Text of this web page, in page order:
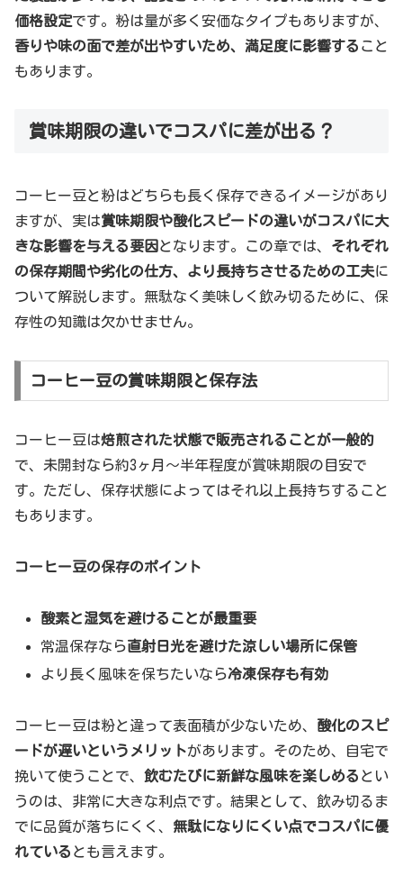
価格設定です。粉は量が多く安価なタイプもありますが、
香りや味の面で差が出やすいため、満足度に影響する こと
もあります。
賞味期限の違いでコスパに差が出る？
コーヒー豆と粉はどちらも長く保存できるイメージがあり
ますが、実は賞味期限や酸化スピードの違いがコスパに大
きな影響を与える要因 となります。この章では、 それぞれ
の保存期間や劣化の仕方、より長持ちさせるための工夫に
ついて解説します。無駄なく美味しく飲み切るために、保
存性の知識は欠かせません。
コーヒー豆の賞味期限と保存法
コーヒー豆は焙煎された状態で販売されることが一般的
で、未開封なら約3ヶ月〜半年程度が賞味期限の目安で
す。ただし、保存状態によってはそれ以上長持ちすること
もあります。
コーヒー豆の保存のポイント
酸素と湿気を避けることが最重要
常温保存なら直射日光を避けた涼しい場所に保管
より長く風味を保ちたいなら冷凍保存も有効
コーヒー豆は粉と違って表面積が少ないため、 酸化のスピ
ードが遅いというメリットがあります。そのため、自宅で
挽いて使うことで、 飲むたびに新鮮な風味を楽しめる とい
うのは、非常に大きな利点です。結果として、飲み切るま
でに品質が落ちにくく、 無駄になりにくい点でコスパに優
れている とも言えます。